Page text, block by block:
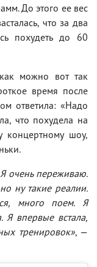
До этого ее вес
что за два
похудеть до 60
можно вот так
время после
ответила: «Надо
что похудела на
концертному шоу,
очень переживаю.
ну такие реалии.
много поем. Я
Я впервые встала,
тренировок», —